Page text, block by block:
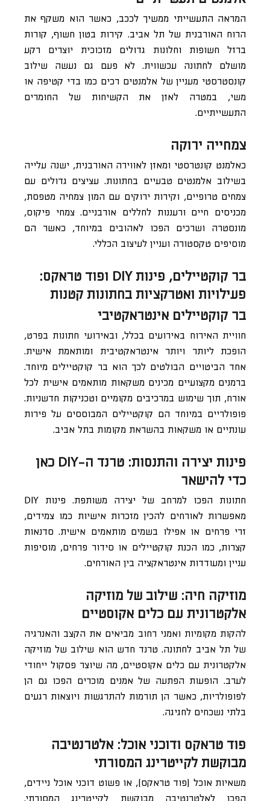
המראה התעשייתי ממשיך לככב, כאשר הוא משקף את
הרוח האורבנית של תל אביב. קירות בטון חשוף, קורות
ברזל חשופות וחלונות גדולים מזכוכית יוצרים רקע
מושלם לחתונה עכשווית. לא פעם גם נעשה שילוב
קונסטרסטי מעניין של אלמנטים רכים כמו בדי קטיפה או
משי, במטרה לאזן את הקשיחות של החומרים
התעשייתיים.
צמחייה ירוקה
כאלמנט קונטרסטי ומאזן לאווירה האורבנית, ישנה עלייה
בשילוב אלמנטים טבעיים בחתונות. עציצים גדולים עם
צמחים טרופיים, וקירות ירוקים עם המון צמחיה מטפסת,
מכניסים חיים ורעננות לחללים אורבניים. צמחי פיקוס,
מונסטרה ושרכים הפכו לאהובים במיוחד, כאשר הם
מוסיפים טקסטורה ועניין לעיצוב הכללי.
בר קוקטיילים, פינות DIY ופוד טראקס:
פעילויות ואטרקציות בחתונות קטנות
בר קוקטיילים אינטראקטיבי
חוויית האירוח באירועים בכלל, ובאירועי חתונות בפרט,
הופכת ליותר ויותר אינטראקטיבית ומותאמת אישית.
אחד הביטויים הבולטים לכך הוא בר קוקטיילים מיוחד.
ברמנים מקצועיים מכינים משקאות מותאמים אישית לכל
אורח, תוך שימוש במרכיבים מקומיים וטכניקות חדשניות.
פופולריים במיוחד הם קוקטיילים המבוססים על פירות
עונתיים או משקאות בהשראת מקומות בתל אביב.
פינות יצירה והתנסות: טרנד ה-DIY כאן
כדי להישאר
חתונות הפכו למרחב של יצירה משותפת. פינות DIY
מאפשרות לאורחים להכין מזכרות אישיות כמו צמידים,
זרי פרחים או אפילו בשמים מותאמים אישית. סדנאות
קצרות, כמו הכנת קוקטיילים או סידור פרחים, מוסיפות
עניין ומעודדות אינטראקציה בין האורחים.
מוזיקה חיה: שילוב של מוזיקה
אלקטרונית עם כלים אקוסטיים
להקות מקומיות ואמני רחוב מביאים את הקצב והאנרגיה
של תל אביב לחתונה. טרנד חדש הוא שילוב של מוזיקה
אלקטרונית עם כלים אקוסטיים, מה שיוצר פסקול ייחודי
לערב. הופעות הפתעה של אמנים מוכרים הפכו גם הן
לפופולריות, כאשר הן תורמות להתרגשות ויוצאות רגעים
בלתי נשכחים לחגיגה.
פוד טראקס ודוכני אוכל: אלטרנטיבה
מבוקשת לקייטרינג המסורתי
משאיות אוכל (פוד טראקס), או פשוט דוכני אוכל ניידים,
הפכו לאלטרנטיבה מבוקשת לקייטרינג המסורתי.